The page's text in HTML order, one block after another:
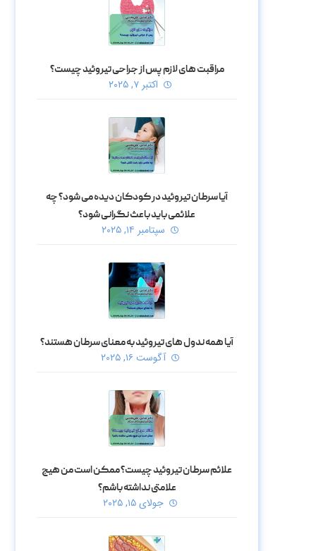
مراقبت‌ های لازم پس از جراحی تیروئید چیست؟
اکتبر ۷, ۲۰۲۵
آیا سرطان تیروئید در کودکان دیده می‌ شود؟ چه
علائمی باید باعث نگرانی شود؟
سپتامبر ۱۴, ۲۰۲۵
آیا همه ندول‌ های تیروئید به معنای سرطان هستند؟
آگوست ۱۶, ۲۰۲۵
علائم سرطان تیروئید چیست؟ ممکن است من هیچ
علامتی نداشته باشم؟
جولای ۱۵, ۲۰۲۵